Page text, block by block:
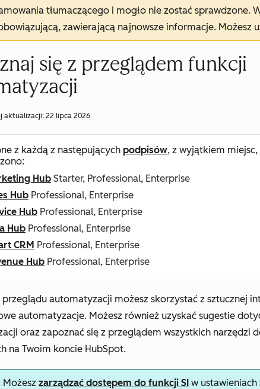
tłumaczącego i mogło nie zostać sprawdzone.
zawierającą najnowsze informacje. Możesz
się z przeglądem funkcji
aktualizacji: 22 lipca 2026
z każdą z następujących podpisów, z wyjątkiem
Hub Starter, Professional, Enterprise
Hub Professional, Enterprise
Hub Professional, Enterprise
Hub Professional, Enterprise
CRM Professional, Enterprise
Hub Professional, Enterprise
przeglądu automatyzacji możesz skorzystać z sztucznej
automatyzacje. Możesz również uzyskać sugestie
oraz zapoznać się z przeglądem wszystkich narzędzi
na Twoim koncie HubSpot.
Możesz zarządzać dostępem do funkcji SI w